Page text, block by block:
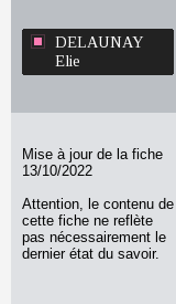
DELAUNAY
Elie
Mise à jour de la fiche
13/10/2022
Attention, le contenu de
cette fiche ne reflète
pas nécessairement le
dernier état du savoir.